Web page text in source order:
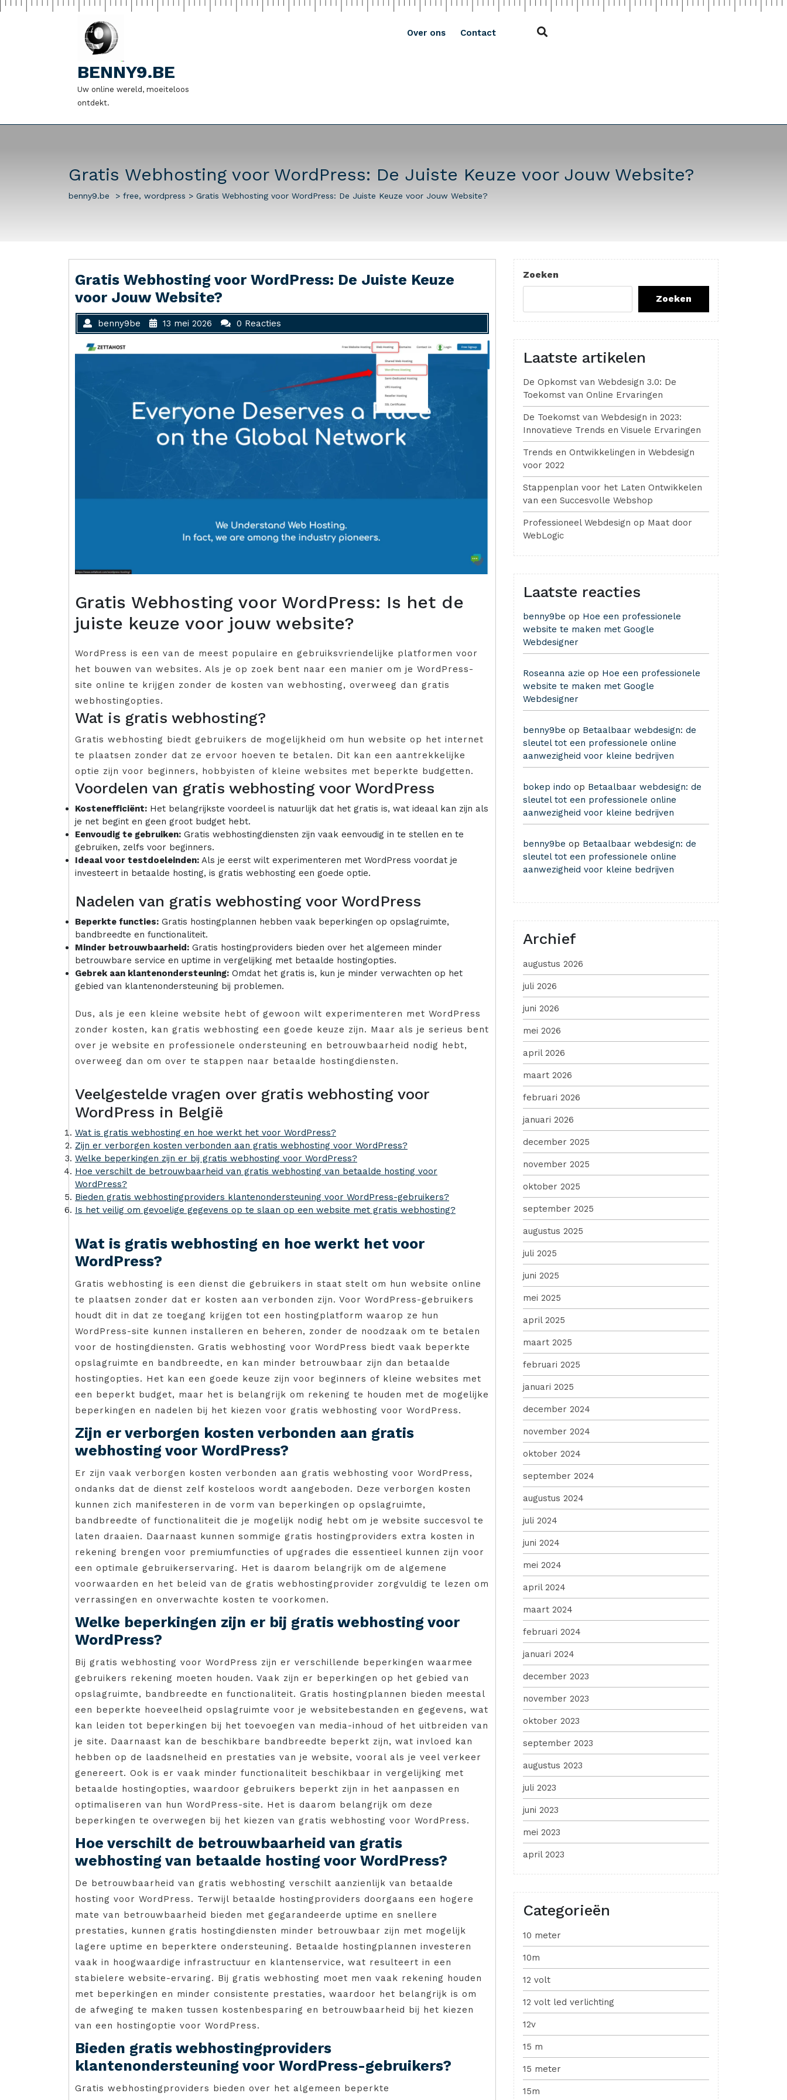
Naar
BENNY9.BE
Uw online wereld, moeiteloos
ontdekt.
Over ons Contact
Gratis Webhosting voor WordPress: De Juiste Keuze voor Jouw Website?
benny9.be > free, wordpress > Gratis Webhosting voor WordPress: De Juiste Keuze voor Jouw Website?
Gratis Webhosting voor WordPress: De Juiste Keuze
voor Jouw Website?
benny9be 13 mei 2026 0 Reacties
Gratis Webhosting voor WordPress: Is het de
juiste keuze voor jouw website?
WordPress is een van de meest populaire en gebruiksvriendelijke platformen voor
het bouwen van websites. Als je op zoek bent naar een manier om je WordPress-
site online te krijgen zonder de kosten van webhosting, overweeg dan gratis
webhostingopties.
Wat is gratis webhosting?
Gratis webhosting biedt gebruikers de mogelijkheid om hun website op het internet
te plaatsen zonder dat ze ervoor hoeven te betalen. Dit kan een aantrekkelijke
optie zijn voor beginners, hobbyisten of kleine websites met beperkte budgetten.
Voordelen van gratis webhosting voor WordPress
Kostenefficiënt: Het belangrijkste voordeel is natuurlijk dat het gratis is, wat ideaal kan zijn als
je net begint en geen groot budget hebt.
Eenvoudig te gebruiken: Gratis webhostingdiensten zijn vaak eenvoudig in te stellen en te
gebruiken, zelfs voor beginners.
Ideaal voor testdoeleinden: Als je eerst wilt experimenteren met WordPress voordat je
investeert in betaalde hosting, is gratis webhosting een goede optie.
Nadelen van gratis webhosting voor WordPress
Beperkte functies: Gratis hostingplannen hebben vaak beperkingen op opslagruimte,
bandbreedte en functionaliteit.
Minder betrouwbaarheid: Gratis hostingproviders bieden over het algemeen minder
betrouwbare service en uptime in vergelijking met betaalde hostingopties.
Gebrek aan klantenondersteuning: Omdat het gratis is, kun je minder verwachten op het
gebied van klantenondersteuning bij problemen.
Dus, als je een kleine website hebt of gewoon wilt experimenteren met WordPress
zonder kosten, kan gratis webhosting een goede keuze zijn. Maar als je serieus bent
over je website en professionele ondersteuning en betrouwbaarheid nodig hebt,
overweeg dan om over te stappen naar betaalde hostingdiensten.
Veelgestelde vragen over gratis webhosting voor
WordPress in België
Wat is gratis webhosting en hoe werkt het voor WordPress?
Zijn er verborgen kosten verbonden aan gratis webhosting voor WordPress?
Welke beperkingen zijn er bij gratis webhosting voor WordPress?
Hoe verschilt de betrouwbaarheid van gratis webhosting van betaalde hosting voor
WordPress?
Bieden gratis webhostingproviders klantenondersteuning voor WordPress-gebruikers?
Is het veilig om gevoelige gegevens op te slaan op een website met gratis webhosting?
Wat is gratis webhosting en hoe werkt het voor
WordPress?
Gratis webhosting is een dienst die gebruikers in staat stelt om hun website online
te plaatsen zonder dat er kosten aan verbonden zijn. Voor WordPress-gebruikers
houdt dit in dat ze toegang krijgen tot een hostingplatform waarop ze hun
WordPress-site kunnen installeren en beheren, zonder de noodzaak om te betalen
voor de hostingdiensten. Gratis webhosting voor WordPress biedt vaak beperkte
opslagruimte en bandbreedte, en kan minder betrouwbaar zijn dan betaalde
hostingopties. Het kan een goede keuze zijn voor beginners of kleine websites met
een beperkt budget, maar het is belangrijk om rekening te houden met de mogelijke
beperkingen en nadelen bij het kiezen voor gratis webhosting voor WordPress.
Zijn er verborgen kosten verbonden aan gratis
webhosting voor WordPress?
Er zijn vaak verborgen kosten verbonden aan gratis webhosting voor WordPress,
ondanks dat de dienst zelf kosteloos wordt aangeboden. Deze verborgen kosten
kunnen zich manifesteren in de vorm van beperkingen op opslagruimte,
bandbreedte of functionaliteit die je mogelijk nodig hebt om je website succesvol te
laten draaien. Daarnaast kunnen sommige gratis hostingproviders extra kosten in
rekening brengen voor premiumfuncties of upgrades die essentieel kunnen zijn voor
een optimale gebruikerservaring. Het is daarom belangrijk om de algemene
voorwaarden en het beleid van de gratis webhostingprovider zorgvuldig te lezen om
verrassingen en onverwachte kosten te voorkomen.
Welke beperkingen zijn er bij gratis webhosting voor
WordPress?
Bij gratis webhosting voor WordPress zijn er verschillende beperkingen waarmee
gebruikers rekening moeten houden. Vaak zijn er beperkingen op het gebied van
opslagruimte, bandbreedte en functionaliteit. Gratis hostingplannen bieden meestal
een beperkte hoeveelheid opslagruimte voor je websitebestanden en gegevens, wat
kan leiden tot beperkingen bij het toevoegen van media-inhoud of het uitbreiden van
je site. Daarnaast kan de beschikbare bandbreedte beperkt zijn, wat invloed kan
hebben op de laadsnelheid en prestaties van je website, vooral als je veel verkeer
genereert. Ook is er vaak minder functionaliteit beschikbaar in vergelijking met
betaalde hostingopties, waardoor gebruikers beperkt zijn in het aanpassen en
optimaliseren van hun WordPress-site. Het is daarom belangrijk om deze
beperkingen te overwegen bij het kiezen van gratis webhosting voor WordPress.
Hoe verschilt de betrouwbaarheid van gratis
webhosting van betaalde hosting voor WordPress?
De betrouwbaarheid van gratis webhosting verschilt aanzienlijk van betaalde
hosting voor WordPress. Terwijl betaalde hostingproviders doorgaans een hogere
mate van betrouwbaarheid bieden met gegarandeerde uptime en snellere
prestaties, kunnen gratis hostingdiensten minder betrouwbaar zijn met mogelijk
lagere uptime en beperktere ondersteuning. Betaalde hostingplannen investeren
vaak in hoogwaardige infrastructuur en klantenservice, wat resulteert in een
stabielere website-ervaring. Bij gratis webhosting moet men vaak rekening houden
met beperkingen en minder consistente prestaties, waardoor het belangrijk is om
de afweging te maken tussen kostenbesparing en betrouwbaarheid bij het kiezen
van een hostingoptie voor WordPress.
Bieden gratis webhostingproviders
klantenondersteuning voor WordPress-gebruikers?
Gratis webhostingproviders bieden over het algemeen beperkte
Zoeken
Zoeken
Laatste artikelen
De Opkomst van Webdesign 3.0: De
Toekomst van Online Ervaringen
De Toekomst van Webdesign in 2023:
Innovatieve Trends en Visuele Ervaringen
Trends en Ontwikkelingen in Webdesign
voor 2022
Stappenplan voor het Laten Ontwikkelen
van een Succesvolle Webshop
Professioneel Webdesign op Maat door
WebLogic
Laatste reacties
benny9be op Hoe een professionele
website te maken met Google
Webdesigner
Roseanna azie op Hoe een professionele
website te maken met Google
Webdesigner
benny9be op Betaalbaar webdesign: de
sleutel tot een professionele online
aanwezigheid voor kleine bedrijven
bokep indo op Betaalbaar webdesign: de
sleutel tot een professionele online
aanwezigheid voor kleine bedrijven
benny9be op Betaalbaar webdesign: de
sleutel tot een professionele online
aanwezigheid voor kleine bedrijven
Archief
augustus 2026
juli 2026
juni 2026
mei 2026
april 2026
maart 2026
februari 2026
januari 2026
december 2025
november 2025
oktober 2025
september 2025
augustus 2025
juli 2025
juni 2025
mei 2025
april 2025
maart 2025
februari 2025
januari 2025
december 2024
november 2024
oktober 2024
september 2024
augustus 2024
juli 2024
juni 2024
mei 2024
april 2024
maart 2024
februari 2024
januari 2024
december 2023
november 2023
oktober 2023
september 2023
augustus 2023
juli 2023
juni 2023
mei 2023
april 2023
Categorieën
10 meter
10m
12 volt
12 volt led verlichting
12v
15 m
15 meter
15m